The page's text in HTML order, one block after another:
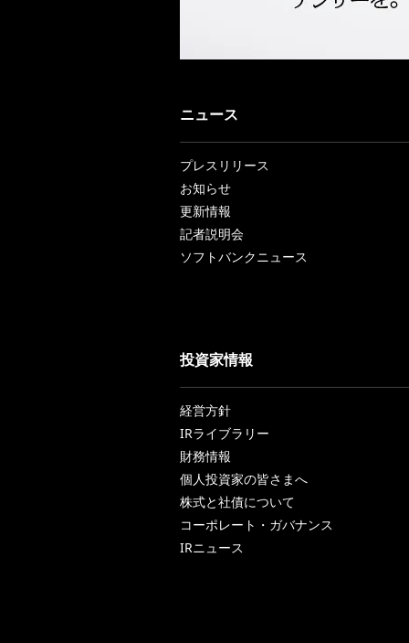
ニュース
プレスリリース
お知らせ
更新情報
記者説明会
ソフトバンクニュース
投資家情報
経営方針
IRライブラリー
財務情報
個人投資家の皆さまへ
株式と社債について
コーポレート・ガバナンス
IRニュース